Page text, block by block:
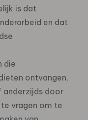
is dat
en dat
die
ontvangen,
anderzijds door
vragen om te